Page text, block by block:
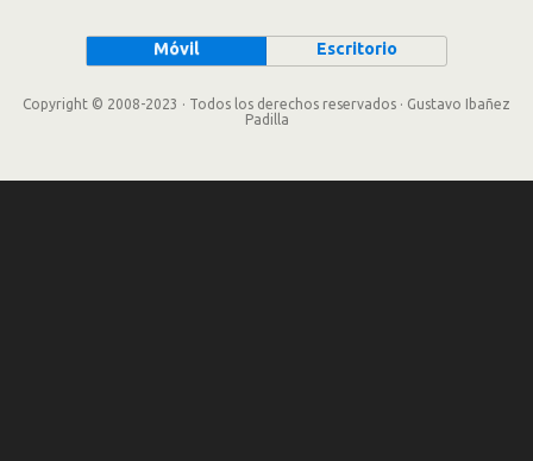
Móvil Escritorio
Copyright © 2008-2023 · Todos los derechos reservados · Gustavo Ibañez
Padilla